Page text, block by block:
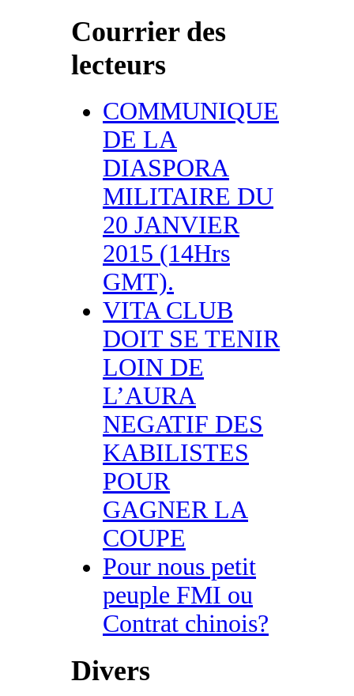
Courrier des
lecteurs
COMMUNIQUE
DE LA
DIASPORA
MILITAIRE DU
20 JANVIER
2015 (14Hrs
GMT).
VITA CLUB
DOIT SE TENIR
LOIN DE
L’AURA
NEGATIF DES
KABILISTES
POUR
GAGNER LA
COUPE
Pour nous petit
peuple FMI ou
Contrat chinois?
Divers